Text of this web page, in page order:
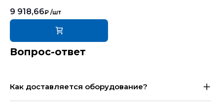
9 918,66₽ /шт
Вопрос-ответ
Как доставляется оборудование?